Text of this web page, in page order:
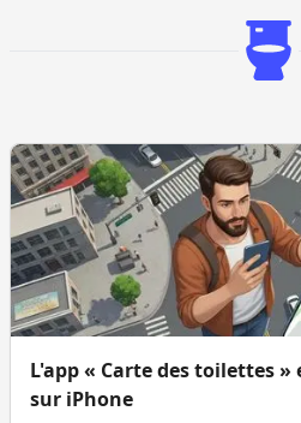
L'app « Carte des toilettes »
sur iPhone